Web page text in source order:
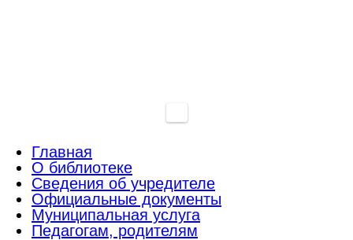
Главная
О библиотеке
Сведения об учредителе
Официальные документы
Муниципальная услуга
Педагогам, родителям